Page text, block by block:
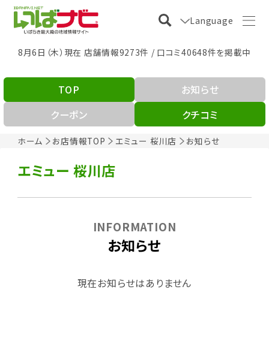
Language
8月6日（木）現在 店舗情報9273件 / 口コミ40648件を掲載中
ホーム お店情報TOP エミュー 桜川店 お知らせ
TOP
お知らせ
クーポン
クチコミ
エミュー 桜川店
お知らせ
INFORMATION
現在お知らせはありません